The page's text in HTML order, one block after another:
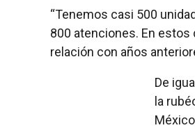
“Tenemos casi 500
800 atenciones. En
relación con años
De
la